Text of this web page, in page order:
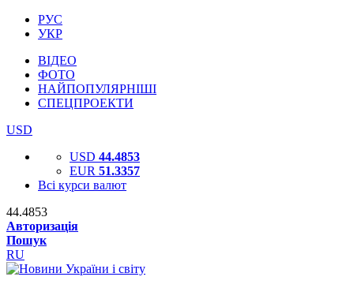
РУС
УКР
ВІДЕО
ФОТО
НАЙПОПУЛЯРНІШІ
СПЕЦПРОЕКТИ
USD
USD 44.4853
EUR 51.3357
Всі курси валют
44.4853
Авторизація
Пошук
RU